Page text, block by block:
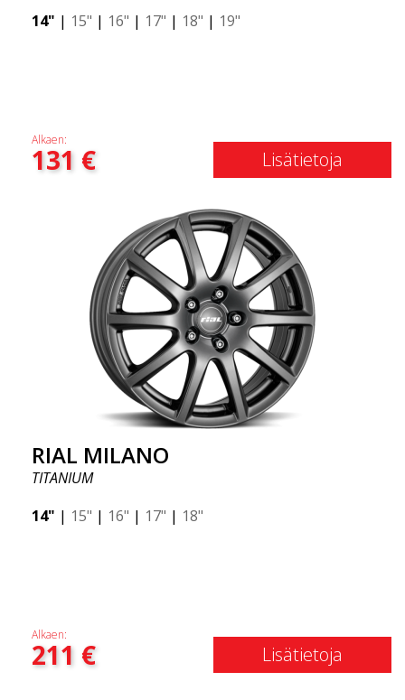
14" | 15" | 16" | 17" | 18" | 19"
Alkaen:
131 € Lisätietoja
RIAL MILANO
TITANIUM
14" | 15" | 16" | 17" | 18"
Alkaen:
211 € Lisätietoja